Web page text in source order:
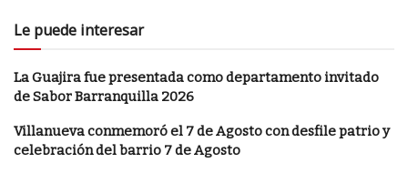
Le puede interesar
La Guajira fue presentada como departamento invitado
de Sabor Barranquilla 2026
Villanueva conmemoró el 7 de Agosto con desfile patrio y
celebración del barrio 7 de Agosto